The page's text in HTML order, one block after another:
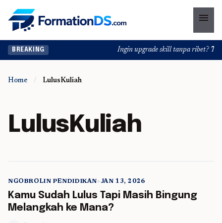
menu
BREAKING Ingin upgrade skill tanpa ribet?
Home / LulusKuliah
LulusKuliah
NGOBROLIN PENDIDIKAN• JAN 13, 2026
Kamu Sudah Lulus Tapi Masih Bingung
Melangkah ke Mana?